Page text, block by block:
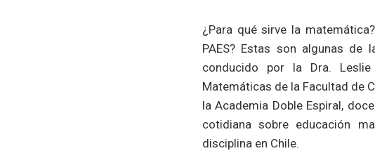
¿Para qué sirve la
PAES? Estas son algunas de
conducido por la Dra.
Matemáticas de la Facultad de
la Academia Doble Espiral,
cotidiana sobre educación
disciplina en Chile.